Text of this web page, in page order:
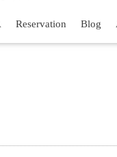
Reservation Blog